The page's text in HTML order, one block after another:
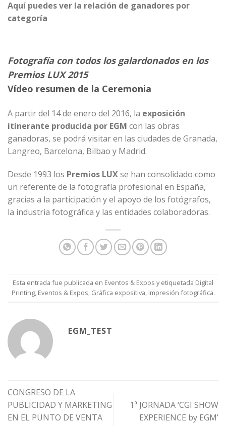
Aquí puedes ver la relación de ganadores por
categoría
Fotografía con todos los galardonados en los
Premios LUX 2015
Vídeo resumen de la Ceremonia
A partir del 14 de enero del 2016, la exposición
itinerante producida por EGM con las obras
ganadoras, se podrá visitar en las ciudades de Granada,
Langreo, Barcelona, Bilbao y Madrid.
Desde 1993 los Premios LUXse han consolidado como
un referente de la fotografía profesional en España,
gracias a la participación y el apoyo de los fotógrafos,
la industria fotográfica y las entidades colaboradoras.
Esta entrada fue publicada en Eventos & Expos y etiquetada Digital
Printing, Eventos & Expos, Gráfica expositiva, Impresión fotográfica.
EGM_TEST
CONGRESO DE LA
PUBLICIDAD Y MARKETING
EN EL PUNTO DE VENTA
1ª JORNADA ‘CGI SHOW
EXPERIENCE by EGM’